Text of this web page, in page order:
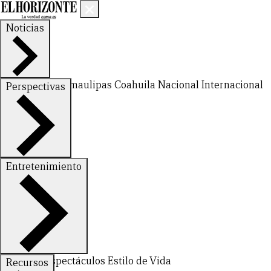
Noticias
Nuevo LeónTamaulipas Coahuila NacionalInternacional
Perspectivas
FinanzasOpinión
Entretenimiento
DeportesEspectáculos Estilo de Vida
Recursos